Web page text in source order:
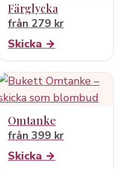
Färglycka
från 279 kr
Skicka →
Omtanke
från 399 kr
Skicka →